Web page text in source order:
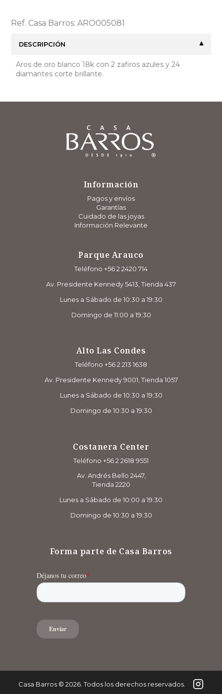
Ref. Casa Barros: ARO005081
DESCRIPCIÓN
Aros de oro blanco 18k con 2 zafiros azules y 24
diamantes corte brillante.
Información
Pagos y envíos
Garantías
Cuidado de las joyas
Información Relevante
Parque Arauco
Teléfono +56 2 2420 714
Av. Presidente Kennedy 5413, Tienda 437
Lunes a Sábado de 10:30 a 19:30
Domingo de 11:00 a 19:30
Alto Las Condes
Teléfono +56 2 213 1638
Av. Presidente Kennedy 9001, Tienda 1057
Lunes a Sábado de 10:30 a 19:30
Domingo de 10:30 a 19:30
Costanera Center
Teléfono +56 2 2618 9551
Av. Andrés Bello 2447,
Tienda 2220
Lunes a Sábado de 10:00 a 19:30
Domingo de 10:30 a 19:30
Forma parte de Casa Barros
Casa Barros© 2026. Todos los derechos reservados.